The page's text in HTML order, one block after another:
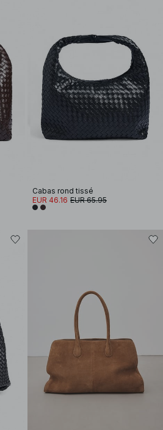
Cabas rond tissé
EUR 46.16 EUR 65.95